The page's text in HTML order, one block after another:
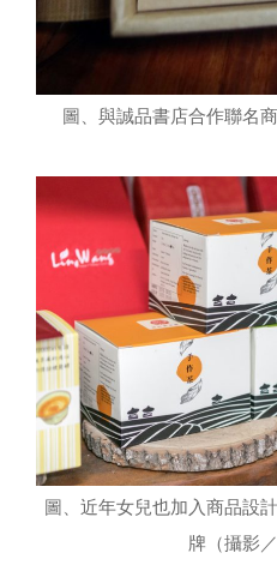
圖、與誠品書店合作聯名
圖、近年女兒也加入商品設
牌（攝影